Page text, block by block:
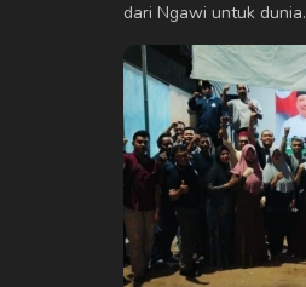
dari Ngawi untuk dunia.